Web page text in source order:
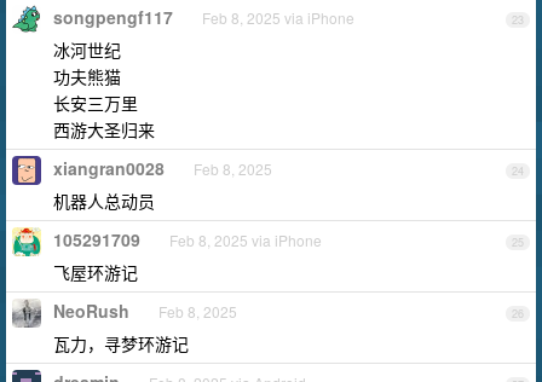
23
songpengf117 Feb 8, 2025 via iPhone
冰河世纪
功夫熊猫
长安三万里
西游大圣归来
24
xiangran0028 Feb 8, 2025
机器人总动员
25
105291709 Feb 8, 2025 via iPhone
飞屋环游记
26
NeoRush Feb 8, 2025
瓦力，寻梦环游记